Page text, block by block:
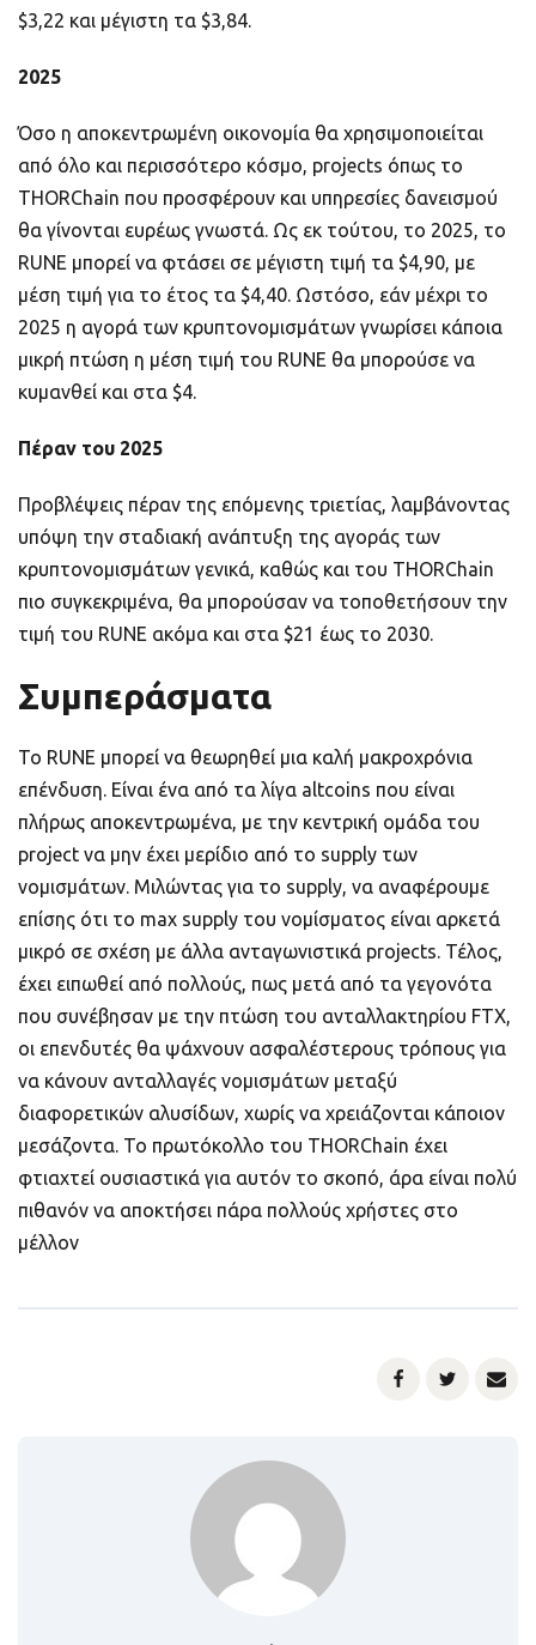
$3,22 και μέγιστη τα $3,84.
2025
Όσο η αποκεντρωμένη οικονομία θα χρησιμοποιείται
από όλο και περισσότερο κόσμο, projects όπως το
THORChain που προσφέρουν και υπηρεσίες δανεισμού
θα γίνονται ευρέως γνωστά. Ως εκ τούτου, το 2025, το
RUNE μπορεί να φτάσει σε μέγιστη τιμή τα $4,90, με
μέση τιμή για το έτος τα $4,40. Ωστόσο, εάν μέχρι το
2025 η αγορά των κρυπτονομισμάτων γνωρίσει κάποια
μικρή πτώση η μέση τιμή του RUNE θα μπορούσε να
κυμανθεί και στα $4.
Πέραν του 2025
Προβλέψεις πέραν της επόμενης τριετίας, λαμβάνοντας
υπόψη την σταδιακή ανάπτυξη της αγοράς των
κρυπτονομισμάτων γενικά, καθώς και του THORChain
πιο συγκεκριμένα, θα μπορούσαν να τοποθετήσουν την
τιμή του RUNE ακόμα και στα $21 έως το 2030.
Συμπεράσματα
Το RUNE μπορεί να θεωρηθεί μια καλή μακροχρόνια
επένδυση. Είναι ένα από τα λίγα altcoins που είναι
πλήρως αποκεντρωμένα, με την κεντρική ομάδα του
project να μην έχει μερίδιο από το supply των
νομισμάτων. Μιλώντας για το supply, να αναφέρουμε
επίσης ότι το max supply του νομίσματος είναι αρκετά
μικρό σε σχέση με άλλα ανταγωνιστικά projects. Τέλος,
έχει ειπωθεί από πολλούς, πως μετά από τα γεγονότα
που συνέβησαν με την πτώση του ανταλλακτηρίου FTX,
οι επενδυτές θα ψάχνουν ασφαλέστερους τρόπους για
να κάνουν ανταλλαγές νομισμάτων μεταξύ
διαφορετικών αλυσίδων, χωρίς να χρειάζονται κάποιον
μεσάζοντα. Το πρωτόκολλο του THORChain έχει
φτιαχτεί ουσιαστικά για αυτόν το σκοπό, άρα είναι πολύ
πιθανόν να αποκτήσει πάρα πολλούς χρήστες στο
μέλλον